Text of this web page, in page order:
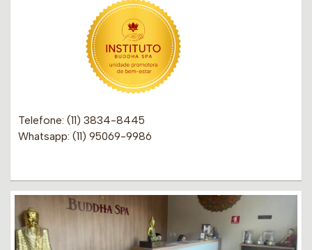
Telefone: (11) 3834-8445
Whatsapp: (11) 95069-9986